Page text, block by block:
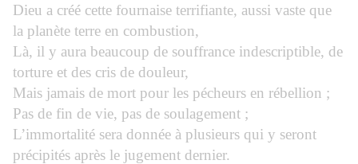
Dieu a créé cette fournaise terrifiante, aussi vaste que
la planète terre en combustion,
Là, il y aura beaucoup de souffrance indescriptible, de
torture et des cris de douleur,
Mais jamais de mort pour les pécheurs en rébellion ;
Pas de fin de vie, pas de soulagement ;
L’immortalité sera donnée à plusieurs qui y seront
précipités après le jugement dernier.